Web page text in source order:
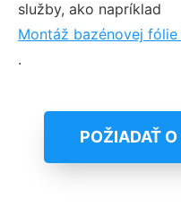
služby, ako napríklad
Montáž bazénovej
.
POŽIADAŤ